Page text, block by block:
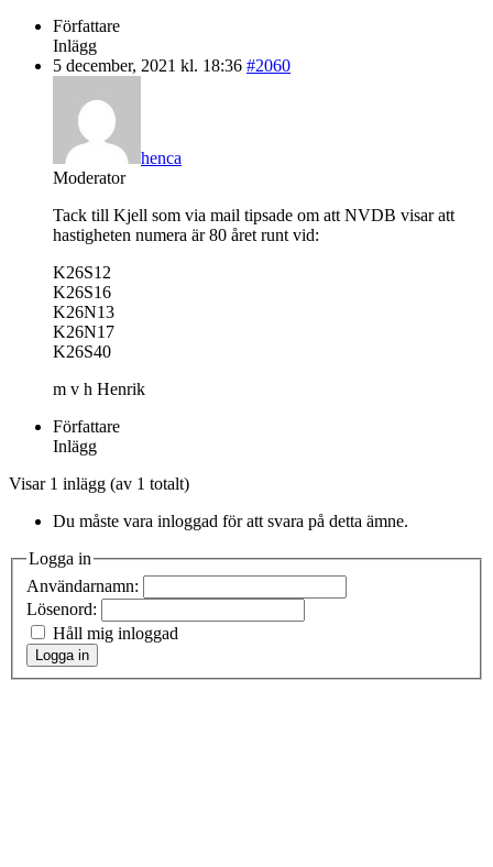
Författare
Inlägg
5 december, 2021 kl. 18:36 #2060
henca
Moderator
Tack till Kjell som via mail tipsade om att NVDB visar att
hastigheten numera är 80 året runt vid:
K26S12
K26S16
K26N13
K26N17
K26S40
m v h Henrik
Författare
Inlägg
Visar 1 inlägg (av 1 totalt)
Du måste vara inloggad för att svara på detta ämne.
Logga in
Användarnamn:
Lösenord:
Håll mig inloggad
Logga in